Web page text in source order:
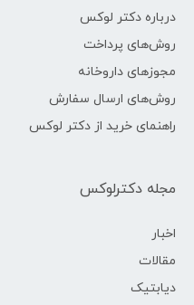
درباره دکتر لوکس
روش‌های پرداخت
مجوزهای داروخانه
روش‌های ارسال سفارش
راهنمای خرید از دکتر لوکس
مجله دکترلوکس
اخبار
مقالات
دیابتیک